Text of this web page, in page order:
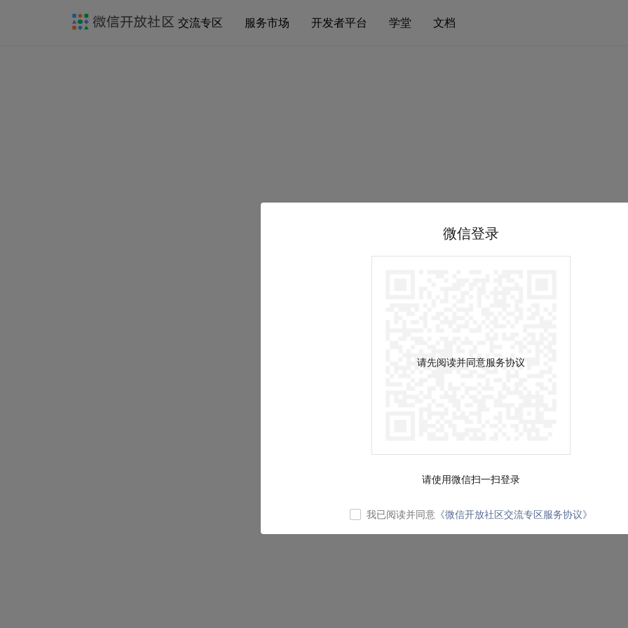
交流专区 服务市场 开发者平台 学堂 文档
微信登录
请先阅读并同意服务协议
请使用微信扫一扫登录
我已阅读并同意 《微信开放社区交流专区服务协议》